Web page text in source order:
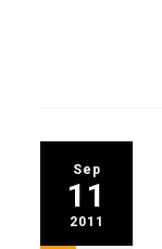
Sep
11
2011